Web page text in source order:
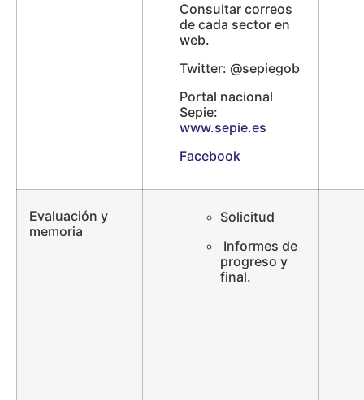
Consultar correos
de cada sector en
web.
Twitter: @sepiegob
Portal nacional
Sepie:
www.sepie.es
Facebook
Evaluación y
memoria
Solicitud
Informes de
progreso y
final.